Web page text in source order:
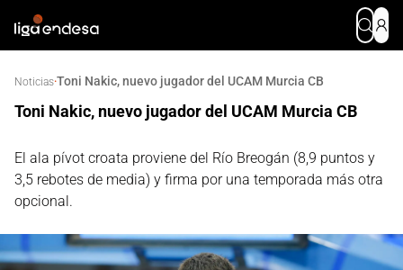
Noticias·Toni Nakic, nuevo jugador del UCAM Murcia CB
Toni Nakic, nuevo jugador del UCAM Murcia CB
El ala pívot croata proviene del Río Breogán (8,9 puntos y
3,5 rebotes de media) y firma por una temporada más otra
opcional.